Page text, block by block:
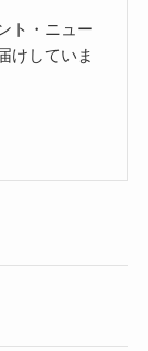
ト・ニュー
けしていま